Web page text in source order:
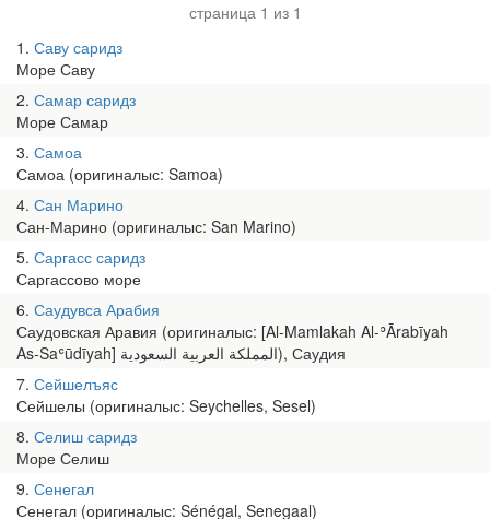
страница 1 из 1
1 Саву саридз
Море Саву
2 Самар саридз
Море Самар
3 Самоа
Самоа (оригиналыс: Samoa)
4 Сан Марино
Сан-Марино (оригиналыс: San Marino)
5 Саргасс саридз
Саргассово море
6 Саудувса Арабия
Саудовская Аравия (оригиналыс: [Al-Mamlakah Al-ʾĀrabīyah
As-Saʿūdīyah] المملكة العربية السعودية), Саудия
7 Сейшелъяс
Сейшелы (оригиналыс: Seychelles, Sesel)
8 Селиш саридз
Море Селиш
9 Сенегал
Сенегал (оригиналыс: Sénégal, Senegaal)